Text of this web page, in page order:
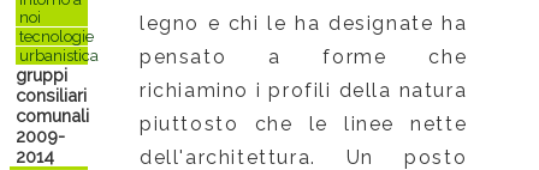
noi
tecnologie
urbanistica
gruppi
consiliari
comunali
2009-
2014
legno e chi le ha designate ha
pensato a forme che
richiamino i profili della natura
piuttosto che le linee nette
dell'architettura. Un posto